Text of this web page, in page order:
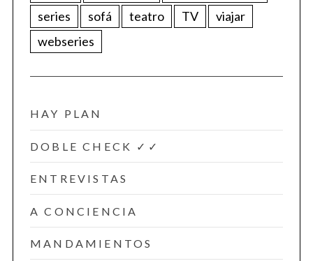
series
sofá teatro TV
viajar
webseries
HAY PLAN
DOBLE CHECK ✓✓
ENTREVISTAS
A CONCIENCIA
MANDAMIENTOS